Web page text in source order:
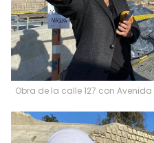
Obra de la calle 127 con